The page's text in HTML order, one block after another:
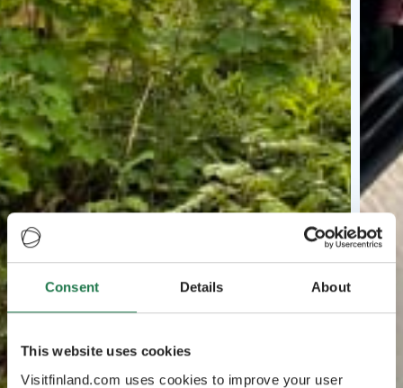
Consent Details About
This website uses cookies
Visitfinland.com uses cookies to improve your user